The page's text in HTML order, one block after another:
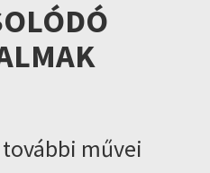
további művei